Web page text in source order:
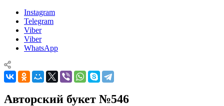
Instagram
Telegram
Viber
Viber
WhatsApp
Авторский букет №546